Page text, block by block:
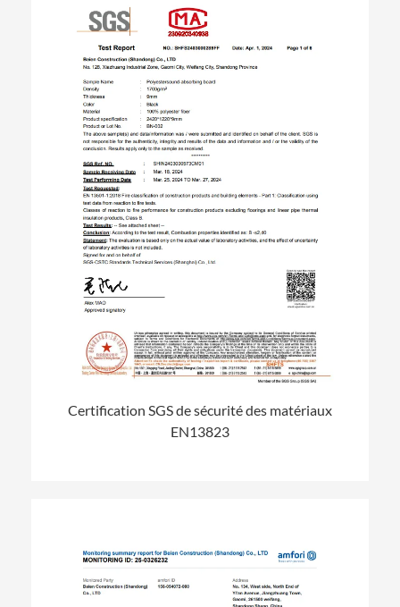
Certification SGS de sécurité des matériaux
EN13823